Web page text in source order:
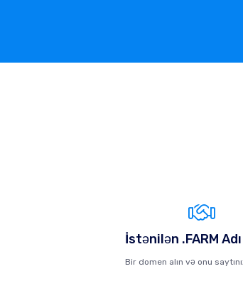
İstənilən .FARM
Bir domen alın və onu